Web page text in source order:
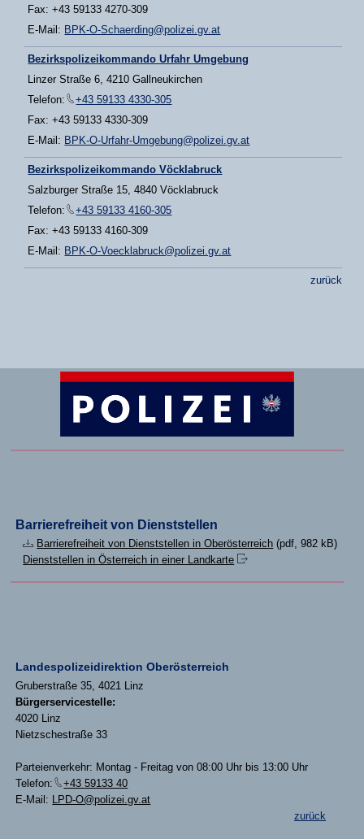
Fax: +43 59133 4270-309
E-Mail: BPK-O-Schaerding@polizei.gv.at
Bezirkspolizeikommando Urfahr Umgebung
Linzer Straße 6, 4210 Gallneukirchen
Telefon:
+43 59133 4330-305
Fax: +43 59133 4330-309
E-Mail: BPK-O-Urfahr-Umgebung@polizei.gv.at
Bezirkspolizeikommando Vöcklabruck
Salzburger Straße 15, 4840 Vöcklabruck
Telefon:
+43 59133 4160-305
Fax: +43 59133 4160-309
E-Mail: BPK-O-Voecklabruck@polizei.gv.at
zurück
Barrierefreiheit von Dienststellen
Barrierefreiheit von Dienststellen in Oberösterreich (pdf, 982 kB)
Dienststellen in Österreich in einer Landkarte
Landespolizeidirektion Oberösterreich
Gruberstraße 35, 4021 Linz
Bürgerservicestelle:
4020 Linz
Nietzschestraße 33
Parteienverkehr: Montag - Freitag von 08:00 Uhr bis 13:00 Uhr
Telefon:
+43 59133 40
E-Mail: LPD-O@polizei.gv.at
zurück